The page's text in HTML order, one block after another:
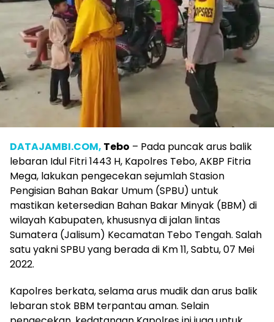
DATAJAMBI.COM, Tebo – Pada puncak arus balik
lebaran Idul Fitri 1443 H, Kapolres Tebo, AKBP Fitria
Mega, lakukan pengecekan sejumlah Stasion
Pengisian Bahan Bakar Umum (SPBU) untuk
mastikan ketersedian Bahan Bakar Minyak (BBM) di
wilayah Kabupaten, khususnya di jalan lintas
Sumatera (Jalisum) Kecamatan Tebo Tengah. Salah
satu yakni SPBU yang berada di Km 11, Sabtu, 07 Mei
2022.
Kapolres berkata, selama arus mudik dan arus balik
lebaran stok BBM terpantau aman. Selain